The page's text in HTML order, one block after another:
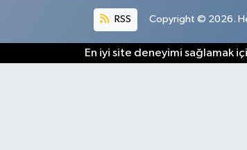
RSS Copyright © 2026. Her
En iyi site deneyimi sağlamak